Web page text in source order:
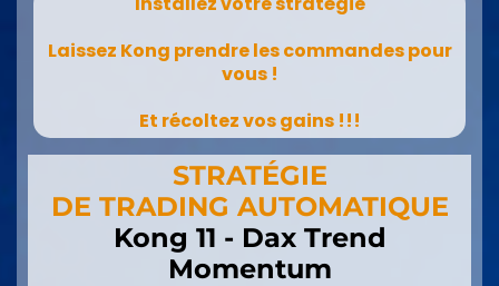
Laissez Kong prendre les commandes pour
vous !
Et récoltez vos gains !!!
STRATÉGIE
DE TRADING AUTOMATIQUE
Kong 11 - Dax Trend
Momentum